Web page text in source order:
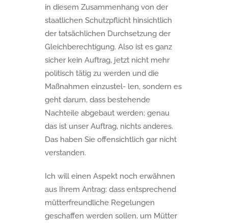
in diesem Zusammenhang von der
staatlichen Schutzpflicht hinsichtlich
der tatsächlichen Durchsetzung der
Gleichberechtigung. Also ist es ganz
sicher kein Auftrag, jetzt nicht mehr
politisch tätig zu werden und die
Maßnahmen einzustel- len, sondern es
geht darum, dass bestehende
Nachteile abgebaut werden; genau
das ist unser Auftrag, nichts anderes.
Das haben Sie offensichtlich gar nicht
verstanden.
Ich will einen Aspekt noch erwähnen
aus Ihrem Antrag: dass entsprechend
mütterfreundliche Regelungen
geschaffen werden sollen, um Mütter